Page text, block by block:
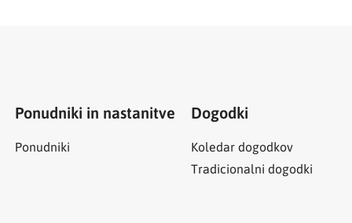
Ponudniki in nastanitve
Ponudniki
Dogodki
Koledar dogodkov
Tradicionalni dogodki